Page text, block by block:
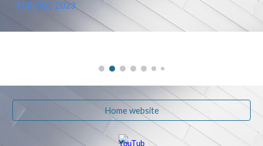
PERIODE 2023
Home website